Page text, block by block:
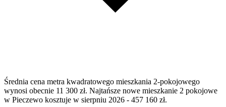
Średnia cena metra kwadratowego mieszkania 2-pokojowego
wynosi obecnie 11 300 zł. Najtańsze nowe mieszkanie 2 pokojowe
w Pieczewo kosztuje w sierpniu 2026 - 457 160 zł.